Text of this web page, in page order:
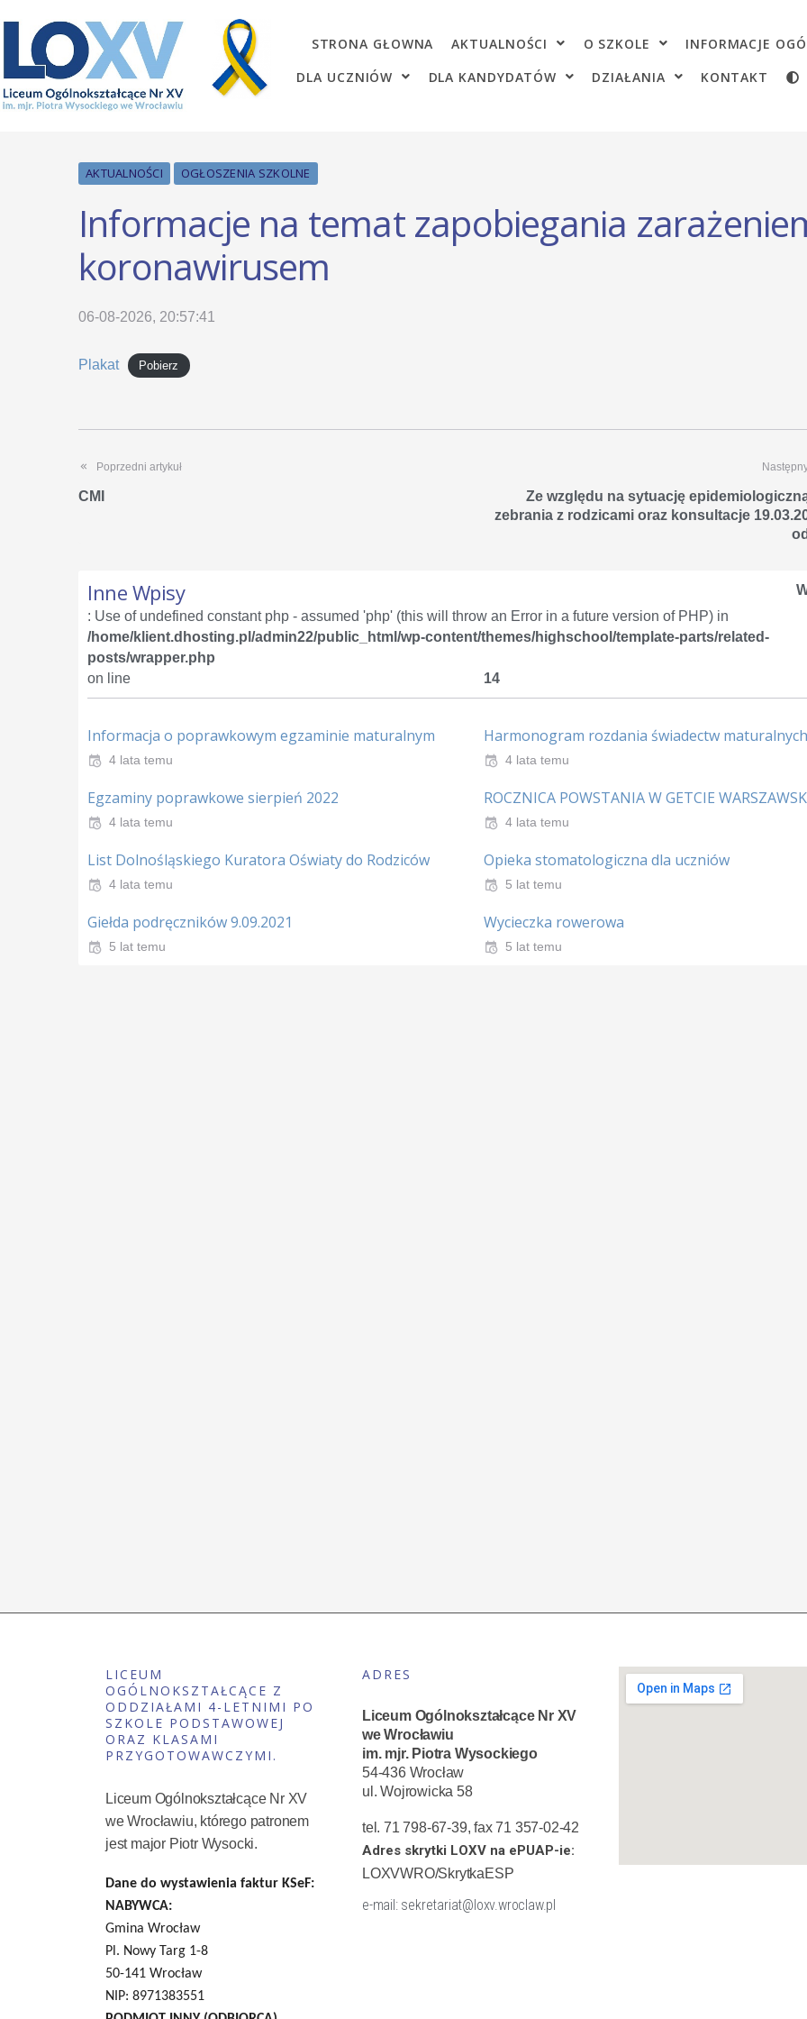
STRONA GŁOWNA AKTUALNOŚCI O SZKOLE INFORMACJE
DLA UCZNIÓW
DLA KANDYDATÓW DZIAŁANIA KONTAKT
AKTUALNOŚCI OGŁOSZENIA SZKOLNE
Informacje na temat zapobiegania
koronawirusem
06-08-2026, 20:57:41
Plakat Pobierz
Poprzedni artykuł
CMI
Ze względu na sytuację
zebrania z rodzicami oraz konsultacje
Inne Wpisy
: Use of undefined constant php - assumed 'php' (this will throw an Error in a future version of PHP) in
/home/klient.dhosting.pl/admin22/public_html/wp-content/themes/highschool/template-parts/related-
posts/wrapper.php
on line
14
Informacja o poprawkowym egzaminie maturalnym
4 lata temu
Harmonogram rozdania świadectw maturalnych
4 lata temu
Egzaminy poprawkowe sierpień 2022
4 lata temu
ROCZNICA POWSTANIA W GETCIE
4 lata temu
List Dolnośląskiego Kuratora Oświaty do Rodziców
4 lata temu
Opieka stomatologiczna dla uczniów
5 lat temu
Giełda podręczników 9.09.2021
5 lat temu
Wycieczka rowerowa
5 lat temu
LICEUM
OGÓLNOKSZTAŁCĄCE Z
ODDZIAŁAMI 4-LETNIMI PO
SZKOLE PODSTAWOWEJ
ORAZ KLASAMI
PRZYGOTOWAWCZYMI.
Liceum Ogólnokształcące Nr XV
we Wrocławiu, którego patronem
jest major Piotr Wysocki.
Dane do wystawienia faktur KSeF:
NABYWCA:
Gmina Wrocław
Pl. Nowy Targ 1-8
50-141 Wrocław
NIP: 8971383551
ADRES
Liceum Ogólnokształcące Nr XV
we Wrocławiu
im. mjr. Piotra Wysockiego
54-436 Wrocław
ul. Wojrowicka 58
tel. 71 798-67-39, fax 71 357-02-42
Adres skrytki LOXV na ePUAP-ie:
LOXVWRO/SkrytkaESP
e-mail: sekretariat@loxv.wroclaw.pl